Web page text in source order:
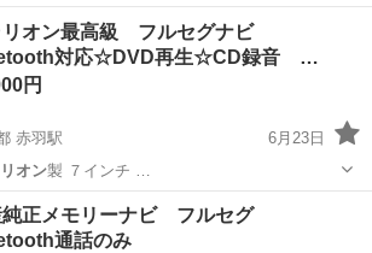
ーナビ、テレビ
リオン最高級 フルセグナビ
対応☆DVD再生☆CD録音 …
円
赤羽駅
6月23日
オン 製 ７インチ …
赤羽駅 カーナビ、テレビ ワンセグ
純正メモリーナビ フルセグ
通話のみ